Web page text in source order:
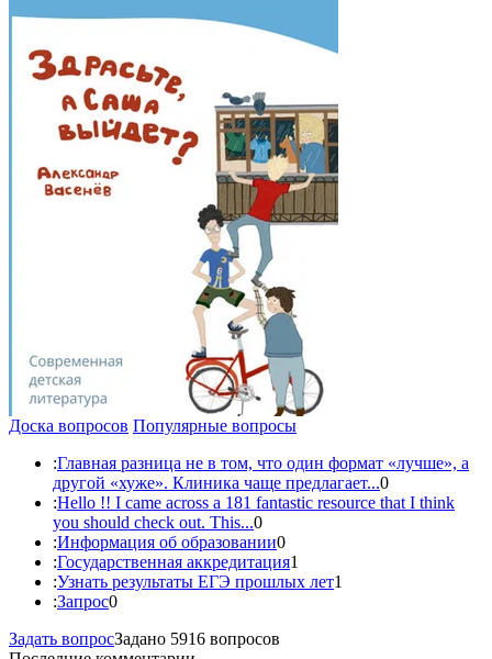
Доска вопросов Популярные вопросы
:Главная разница не в том, что один формат «лучше», а
другой «хуже». Клиника чаще предлагает...0
:Hello !! I came across a 181 fantastic resource that I think
you should check out. This...0
:Информация об образовании0
:Государственная аккредитация1
:Узнать результаты ЕГЭ прошлых лет1
:Запрос0
Задать вопросЗадано 5916 вопросов